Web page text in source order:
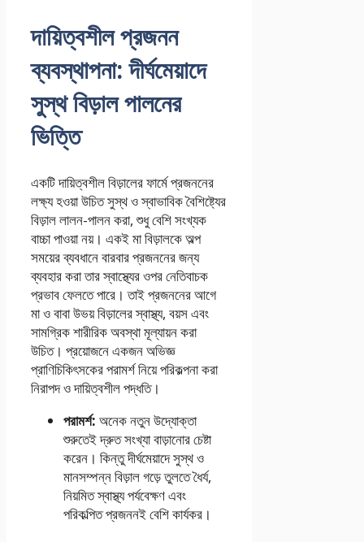
দায়িত্বশীল প্রজনন
ব্যবস্থাপনা: দীর্ঘমেয়াদে
সুস্থ বিড়াল পালনের
ভিত্তি
একটি দায়িত্বশীল বিড়ালের ফার্মে প্রজননের
লক্ষ্য হওয়া উচিত সুস্থ ও স্বাভাবিক বৈশিষ্ট্যের
বিড়াল লালন-পালন করা, শুধু বেশি সংখ্যক
বাচ্চা পাওয়া নয়। একই মা বিড়ালকে অল্প
সময়ের ব্যবধানে বারবার প্রজননের জন্য
ব্যবহার করা তার স্বাস্থ্যের ওপর নেতিবাচক
প্রভাব ফেলতে পারে। তাই প্রজননের আগে
মা ও বাবা উভয় বিড়ালের স্বাস্থ্য, বয়স এবং
সামগ্রিক শারীরিক অবস্থা মূল্যায়ন করা
উচিত। প্রয়োজনে একজন অভিজ্ঞ
প্রাণিচিকিৎসকের পরামর্শ নিয়ে পরিকল্পনা করা
নিরাপদ ও দায়িত্বশীল পদ্ধতি।
পরামর্শ: অনেক নতুন উদ্যোক্তা
শুরুতেই দ্রুত সংখ্যা বাড়ানোর চেষ্টা
করেন। কিন্তু দীর্ঘমেয়াদে সুস্থ ও
মানসম্পন্ন বিড়াল গড়ে তুলতে ধৈর্য,
নিয়মিত স্বাস্থ্য পর্যবেক্ষণ এবং
পরিকল্পিত প্রজননই বেশি কার্যকর।